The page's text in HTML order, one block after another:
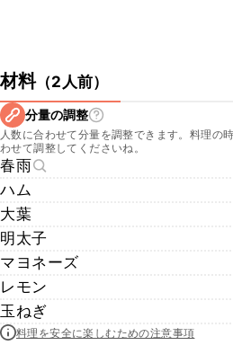
材料（2人前）
分量の調整
人数に合わせて分量を調整できます。料理の
わせて調整してくださいね。
春雨
ハム
大葉
明太子
マヨネーズ
レモン
玉ねぎ
料理を安全に楽しむための注意事項